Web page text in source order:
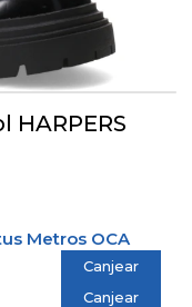
HARPERS
Metros OCA
Canjear
Canjear